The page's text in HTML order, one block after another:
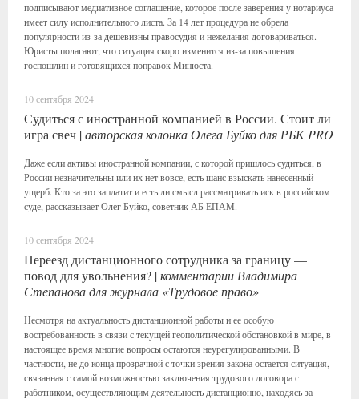
подписывают медиативное соглашение, которое после заверения у нотариуса
имеет силу исполнительного листа. За 14 лет процедура не обрела
популярности из-за дешевизны правосудия и нежелания договариваться.
Юристы полагают, что ситуация скоро изменится из-за повышения
госпошлин и готовящихся поправок Минюста.
10 сентября 2024
Судиться с иностранной компанией в России. Стоит ли
игра свеч |авторская колонка Олега Буйко для РБК PRO
Даже если активы иностранной компании, с которой пришлось судиться, в
России незначительны или их нет вовсе, есть шанс взыскать нанесенный
ущерб. Кто за это заплатит и есть ли смысл рассматривать иск в российском
суде, рассказывает Олег Буйко, советник АБ ЕПАМ.
10 сентября 2024
Переезд дистанционного сотрудника за границу —
повод для увольнения? |комментарии Владимира
Степанова для журнала «Трудовое право»
Несмотря на актуальность дистанционной работы и ее особую
востребованность в связи с текущей геополитической обстановкой в мире, в
настоящее время многие вопросы остаются неурегулированными. В
частности, не до конца прозрачной с точки зрения закона остается ситуация,
связанная с самой возможностью заключения трудового договора с
работником, осуществляющим деятельность дистанционно, находясь за